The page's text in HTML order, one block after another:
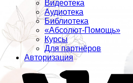
Видеотека
Аудиотека
Библиотека
«Абсолют-Помощь»
Курсы
Для партнёров
Авторизация